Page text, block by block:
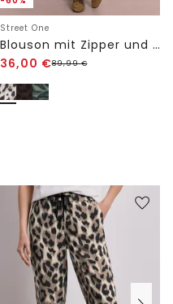
Street One
Blouson mit Zipper und Print
36,00 €89,99€